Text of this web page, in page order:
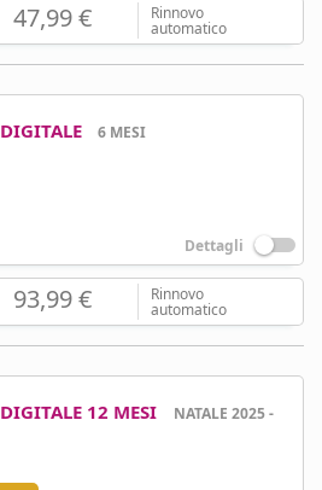
47,99 € Rinnovo
automatico
DIGITALE 6 MESI
Dettagli
93,99 € Rinnovo
automatico
DIGITALE 12 MESI
NATALE 2025 -